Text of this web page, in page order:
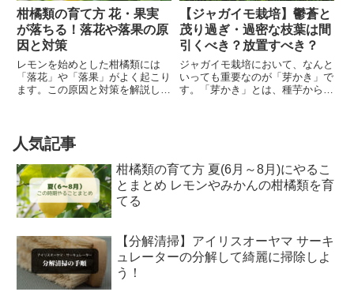
柑橘類の育て方 花・果実
が落ちる！落花や落果の原
因と対策
レモンを始めとした柑橘類には
「落花」や「落果」がよく起こり
ます。この原因と対策を解説しま
す。正常な花や果実は少し引っ張
ったり、力を入れたりしたくらい
で...
【ジャガイモ栽培】鬱蒼と
茂り過ぎ・過密な枝葉は間
引くべき？放置すべき？
ジャガイモ栽培において、なんと
いっても重要なのが「芽かき」で
す。「芽かき」とは、種芋から次
が...
人気記事
柑橘類の育て方 夏(6月～8月)にやるこ
とまとめ レモンやみかんの柑橘類を育
てる
【分解清掃】アイリスオーヤマ サーキ
ュレーターの分解して綺麗に掃除しよ
う！